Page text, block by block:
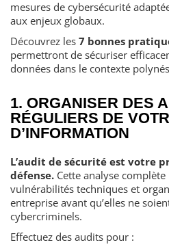
mesures de cybersécurité
aux enjeux globaux.
Découvrez les 7 bonnes
permettront de sécuriser
données dans le contexte
1. ORGANISER DES
RÉGULIERS DE
D’INFORMATION
L’audit de sécurité est votre
défense. Cette analyse
vulnérabilités techniques et
entreprise avant qu’elles ne
cybercriminels.
Effectuez des audits pour :